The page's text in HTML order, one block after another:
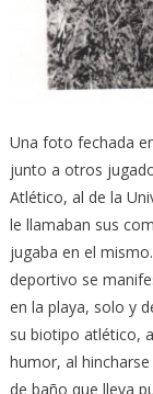
Una foto fechada
junto a otros
Atlético, al de la
le llamaban sus
jugaba en el
deportivo se
en la playa, solo y
su biotipo atlético,
humor, al
de baño que lleva